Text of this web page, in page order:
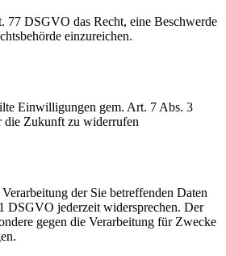
77 DSGVO das Recht, eine Beschwerde
einzureichen.
Einwilligungen gem. Art. 7 Abs. 3
Zukunft zu widerrufen
der Sie betreffenden Daten
DSGVO jederzeit widersprechen. Der
gegen die Verarbeitung für Zwecke